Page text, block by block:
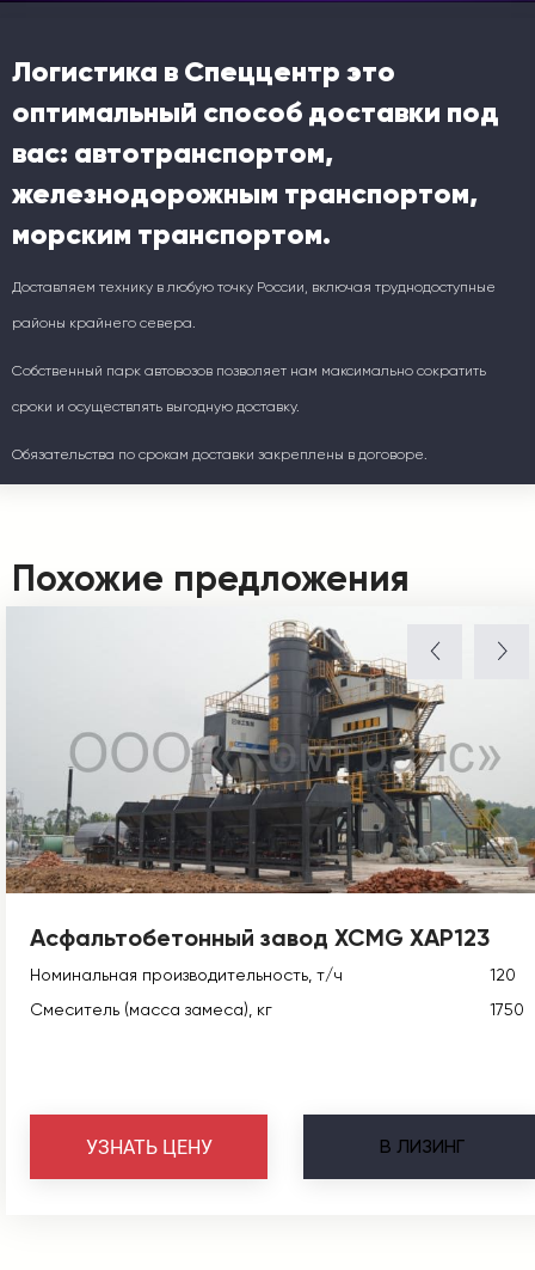
Логистика в Спеццентр это
оптимальный способ доставки под
вас: автотранспортом,
железнодорожным транспортом,
морским транспортом.
Доставляем технику в любую точку России, включая труднодоступные
районы крайнего севера.
Собственный парк автовозов позволяет нам максимально сократить
сроки и осуществлять выгодную доставку.
Обязательства по срокам доставки закреплены в договоре.
Похожие предложения
Асфальтобетонный завод XCMG XAP123
Номинальная производительность, т/ч
120
Смеситель (масса замеса), кг
1750
В ЛИЗИНГ
УЗНАТЬ ЦЕНУ